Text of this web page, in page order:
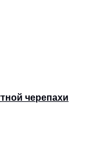
черепахи